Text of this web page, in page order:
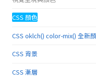
CSS 顏色
CSS oklch() color-mix() 全新
CSS 背景
CSS 漸層